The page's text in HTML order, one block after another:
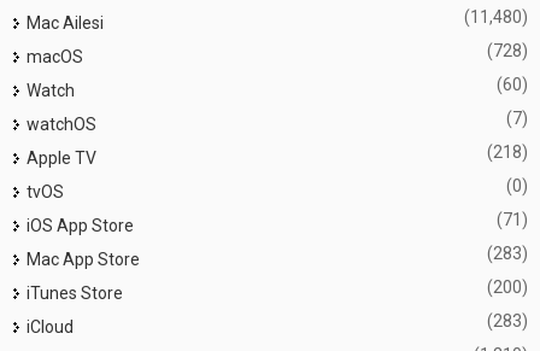
Mac Ailesi (11,480)
macOS (728)
Watch (60)
watchOS (7)
Apple TV (218)
tvOS (0)
iOS App Store (71)
Mac App Store (283)
iTunes Store (200)
iCloud
(283)